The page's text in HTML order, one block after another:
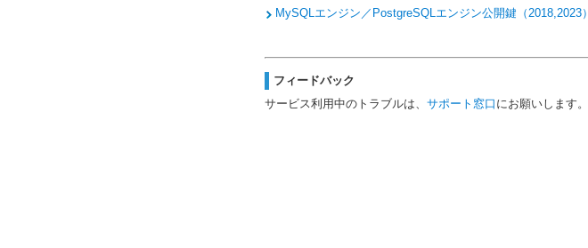
MySQLエンジン／PostgreSQLエンジン公開鍵（2018,2023）
フィードバック
サービス利用中のトラブルは、サポート窓口 にお願いします。